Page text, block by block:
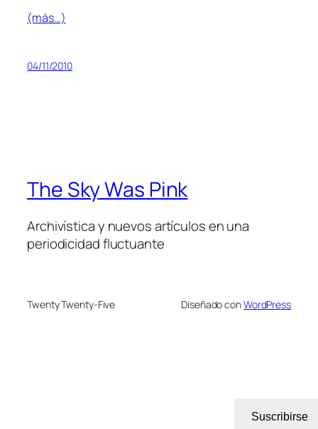
(más…)
04/11/2010
The Sky Was Pink
Archivística y nuevos artículos en una
periodicidad fluctuante
Twenty Twenty-Five Diseñado conWordPress
Suscribirse